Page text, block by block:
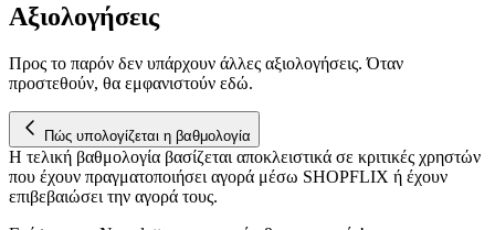
Αξιολογήσεις
Προς το παρόν δεν υπάρχουν άλλες αξιολογήσεις. Όταν
προστεθούν, θα εμφανιστούν εδώ.
Πώς υπολογίζεται η βαθμολογία
Η τελική βαθμολογία βασίζεται αποκλειστικά σε κριτικές χρηστών
που έχουν πραγματοποιήσει αγορά μέσω SHOPFLIX ή έχουν
επιβεβαιώσει την αγορά τους.